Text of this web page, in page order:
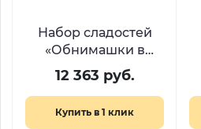
Набор сладостей
«Обнимашки в
корзинке»
12 363 руб.
Купить в 1 клик